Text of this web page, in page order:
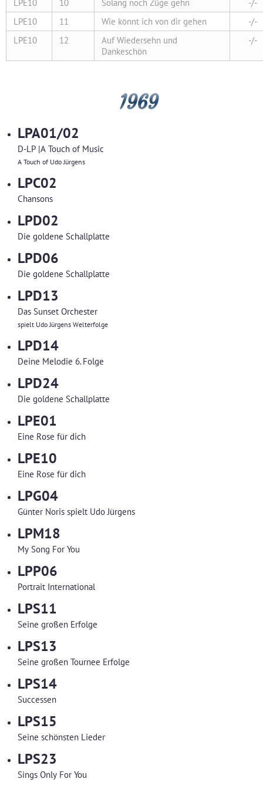
LPE10 10 Solang noch Züge gehn
-/-
LPE10
11 Wie könnt ich von dir gehen
-/-
LPE10
12
Auf Wiedersehn und
Dankeschön
-/-
1969
LPA01/02
D-LP |A Touch of Music
A Touch of Udo Jürgens
LPC02
Chansons
LPD02
Die goldene Schallplatte
LPD06
Die goldene Schallplatte
LPD13
Das Sunset Orchester
spielt Udo Jürgens Welterfolge
LPD14
Deine Melodie 6. Folge
LPD24
Die goldene Schallplatte
LPE01
Eine Rose für dich
LPE10
Eine Rose für dich
LPG04
Günter Noris spielt Udo Jürgens
LPM18
My Song For You
LPP06
Portrait International
LPS11
Seine großen Erfolge
LPS13
Seine großen Tournee Erfolge
LPS14
Successen
LPS15
Seine schönsten Lieder
LPS23
Sings Only For You